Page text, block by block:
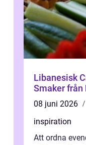
Libanesisk
Smaker
08 juni 2026
inspiration
Att ordna